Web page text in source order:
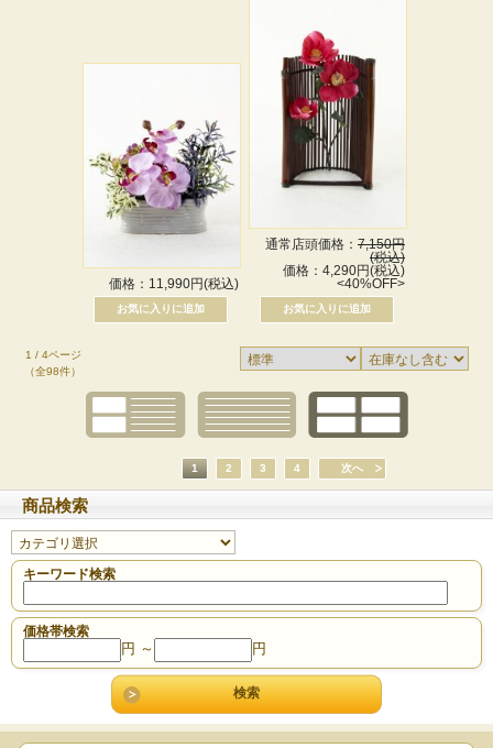
価格：11,990円(税込)
通常店頭価格： 7,150円
(税込)
価格：4,290円(税込)
<40%OFF>
1 / 4ページ
（全98件）
1 2 3 4 次へ
商品検索
キーワード検索
価格帯検索
円 ～ 円